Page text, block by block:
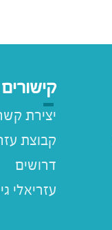
יצירת
קבוצת
דרושים